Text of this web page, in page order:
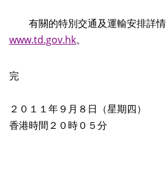
有關的特別交通及運輸安排詳情
www.td.gov.hk。
完
２０１１年９月８日（星期四）
香港時間２０時０５分